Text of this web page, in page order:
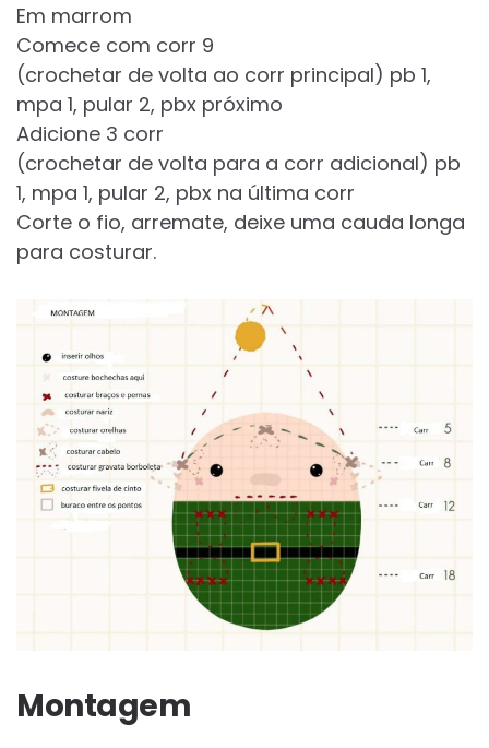
Em marrom
Comece com corr 9
(crochetar de volta ao corr principal) pb 1,
mpa 1, pular 2, pbx próximo
Adicione 3 corr
(crochetar de volta para a corr adicional) pb
1, mpa 1, pular 2, pbx na última corr
Corte o fio, arremate, deixe uma cauda longa
para costurar.
Montagem